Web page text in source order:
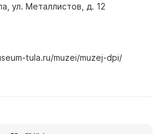
ул. Металлистов, д. 12
tula.ru/muzei/muzej-dpi/